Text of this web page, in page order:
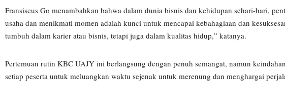
Fransiscus Go menambahkan bahwa dalam dunia bisnis dan kehidupan sehari-hari,
usaha dan menikmati momen adalah kunci untuk mencapai kebahagiaan dan
tumbuh dalam karier atau bisnis, tetapi juga dalam kualitas hidup,” katanya.
Pertemuan rutin KBC UAJY ini berlangsung dengan penuh semangat, namun
setiap peserta untuk meluangkan waktu sejenak untuk merenung dan menghargai